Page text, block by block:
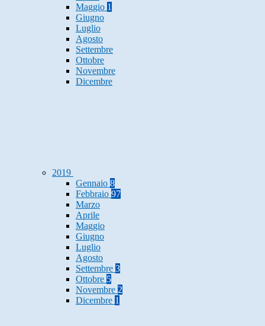
Maggio 1
Giugno
Luglio
Agosto
Settembre
Ottobre
Novembre
Dicembre
2019
Gennaio 8
Febbraio 97
Marzo
Aprile
Maggio
Giugno
Luglio
Agosto
Settembre 3
Ottobre 5
Novembre 2
Dicembre 1